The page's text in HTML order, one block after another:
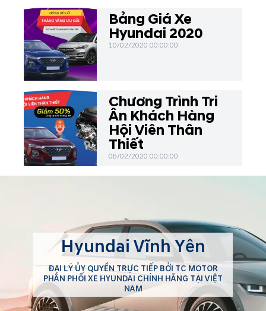
Bảng Giá Xe
Hyundai 2020
10/02/2020 00:00:00
Chương Trình Tri
Ân Khách Hàng
Hội Viên Thân
Thiết
06/02/2020 00:00:00
Hyundai Vĩnh Yên
ĐẠI LÝ ỦY QUYỀN TRỰC TIẾP BỞI TC MOTOR
PHÂN PHỐI XE HYUNDAI CHÍNH HÃNG TẠI VIỆT
NAM